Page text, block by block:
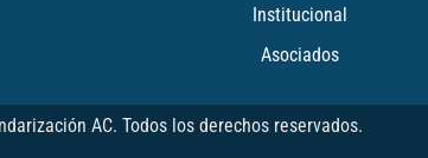
Institucional
Asociados
AC. Todos los derechos reservados.